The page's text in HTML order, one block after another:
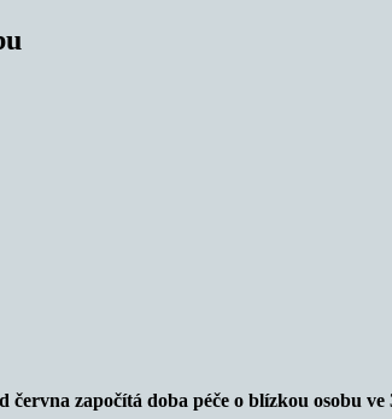
započítá doba péče o blízkou osobu